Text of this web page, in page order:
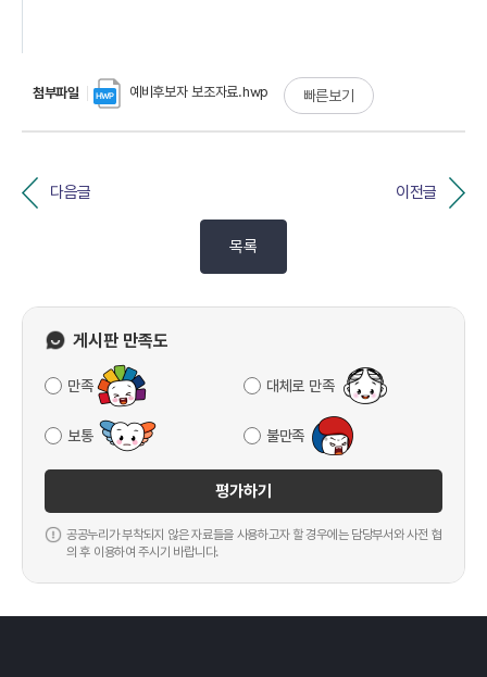
첨부파일 예비후보자 보조자료.hwp 빠른보기
다음글 이전글
목록
게시판 만족도
만족 대체로 만족
보통 불만족
평가하기
공공누리가 부착되지 않은 자료들을 사용하고자 할 경우에는 담당부서와 사전 협
의 후 이용하여 주시기 바랍니다.